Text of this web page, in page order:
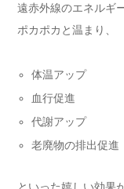
遠赤外線のエネルギ
ポカポカと温まり、
体温アップ
血行促進
代謝アップ
老廃物の排出促進
といった嬉しい効果